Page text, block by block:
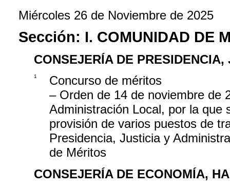
Miércoles 26 de Noviembre de 2025
Sección: I. COMUNIDAD DE
CONSEJERÍA DE
1
Concurso de méritos
– Orden de 14 de noviembre de
Administración Local, por la que
provisión de varios puestos de
Presidencia, Justicia y
de Méritos
CONSEJERÍA DE ECONOMÍA,